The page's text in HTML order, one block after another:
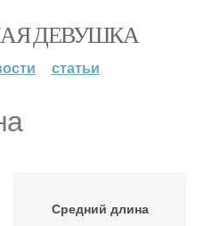
ДЕВУШКА
статьи
Средний длина